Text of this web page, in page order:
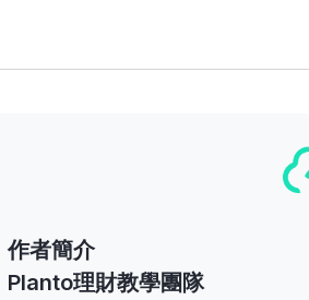
作者簡介
Planto理財教學團隊